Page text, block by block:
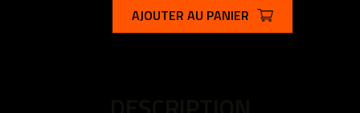
AJOUTER AU PANIER